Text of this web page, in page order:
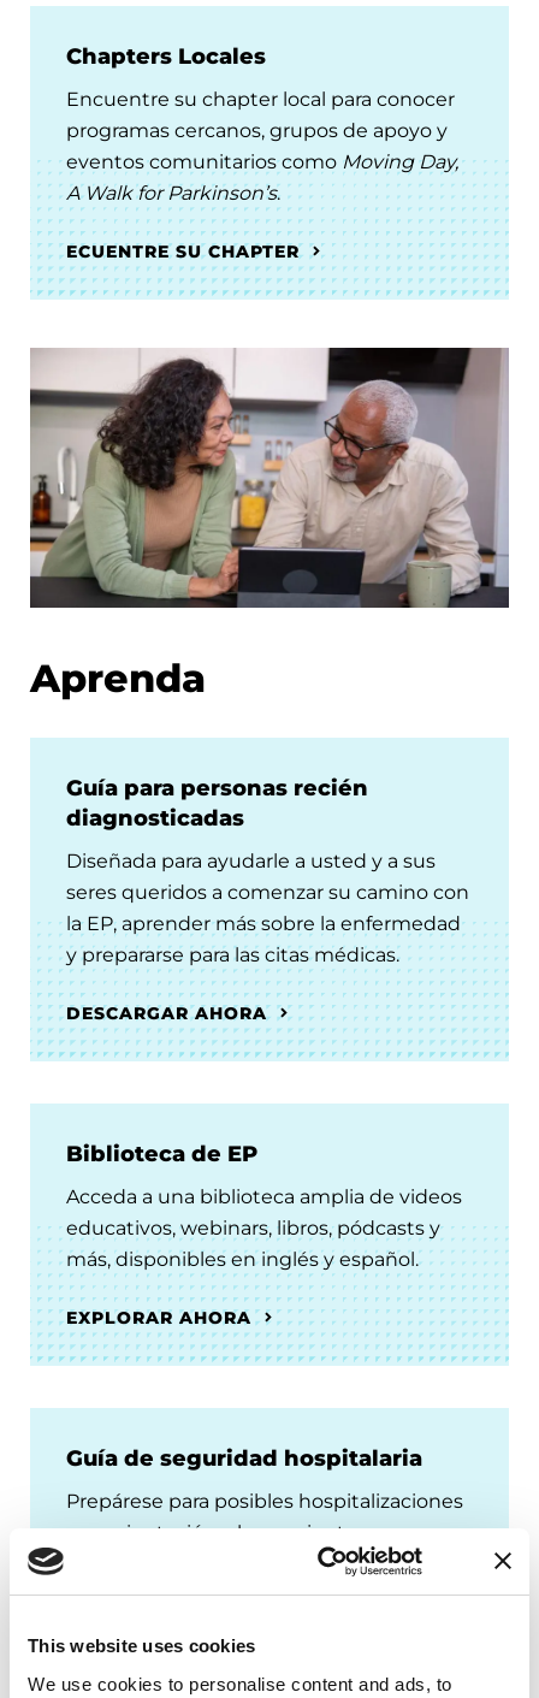
This website uses cookies
We use cookies to personalise content and ads, to
Chapters Locales
Encuentre su chapter local para conocer
programas cercanos, grupos de apoyo y
eventos comunitarios como Moving Day,
A Walk for Parkinson’s.
ECUENTRE SU CHAPTER
Aprenda
Guía para personas recién
diagnosticadas
Diseñada para ayudarle a usted y a sus
seres queridos a comenzar su camino con
la EP, aprender más sobre la enfermedad
y prepararse para las citas médicas.
DESCARGAR AHORA
Biblioteca de EP
Acceda a una biblioteca amplia de videos
educativos, webinars, libros, pódcasts y
más, disponibles en inglés y español.
EXPLORAR AHORA
Guía de seguridad hospitalaria
Prepárese para posibles hospitalizaciones
con orientación y herramientas
descargables que le ayudarán a abogar
por sus necesidades.
DESCÁRGUELA AHORA